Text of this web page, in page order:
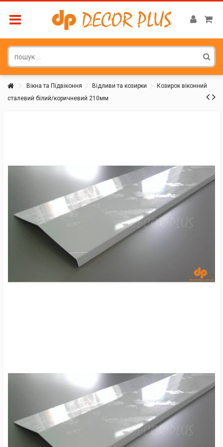
Вікна та Підвіконня Відливи та козирки
Козирок віконний
сталевий білий/коричневий 210мм